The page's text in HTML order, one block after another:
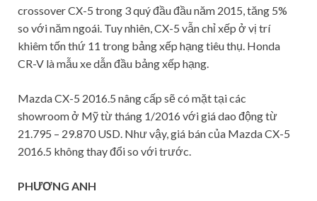
crossover CX-5 trong 3 quý đầu đầu năm 2015, tăng 5%
so với năm ngoái. Tuy nhiên, CX-5 vẫn chỉ xếp ở vị trí
khiêm tốn thứ 11 trong bảng xếp hạng tiêu thụ. Honda
CR-V là mẫu xe dẫn đầu bảng xếp hạng.
Mazda CX-5 2016.5 nâng cấp sẽ có mặt tại các
showroom ở Mỹ từ tháng 1/2016 với giá dao động từ
21.795 – 29.870 USD. Như vậy, giá bán của Mazda CX-5
2016.5 không thay đổi so với trước.
PHƯƠNG ANH